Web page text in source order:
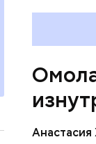
лютеин
наше
калий